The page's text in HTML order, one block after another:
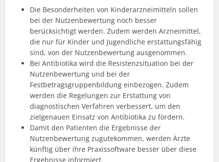
Die Besonderheiten von Kinderarzneimitteln sollen
bei der Nutzenbewertung noch besser
berücksichtigt werden. Zudem werden Arzneimittel,
die nur für Kinder und Jugendliche erstattungsfähig
sind, von der Nutzenbewertung ausgenommen.
Bei Antibiotika wird die Resistenzsituation bei der
Nutzenbewertung und bei der
Festbetragsgruppenbildung einbezogen. Zudem
werden die Regelungen zur Erstattung von
diagnostischen Verfahren verbessert, um den
zielgenauen Einsatz von Antibiotika zu fördern.
Damit den Patienten die Ergebnisse der
Nutzenbewertung zugutekommen, werden Ärzte
künftig über ihre Praxissoftware besser über diese
Ergebnisse informiert.